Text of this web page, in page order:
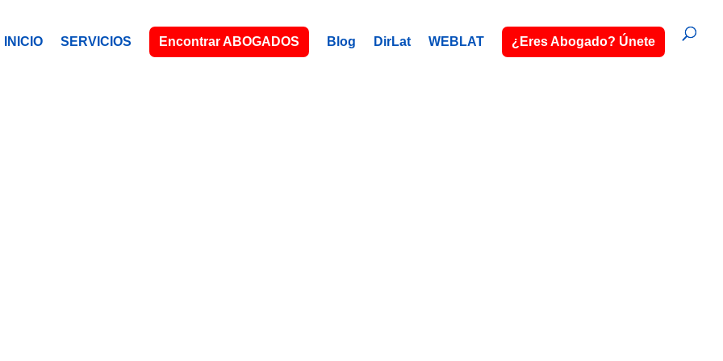
INICIO SERVICIOS Encontrar ABOGADOS Blog DirLat WEBLAT ¿Eres Abogado? Únete